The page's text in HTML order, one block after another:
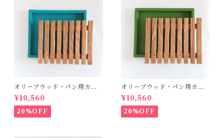
オリーブウッド・パン用カッ
ティングボード【ブルー】
¥10,560
20%OFF
オリーブウッド・パン用カッ
ティングボード【グリーン】
¥10,560
20%OFF